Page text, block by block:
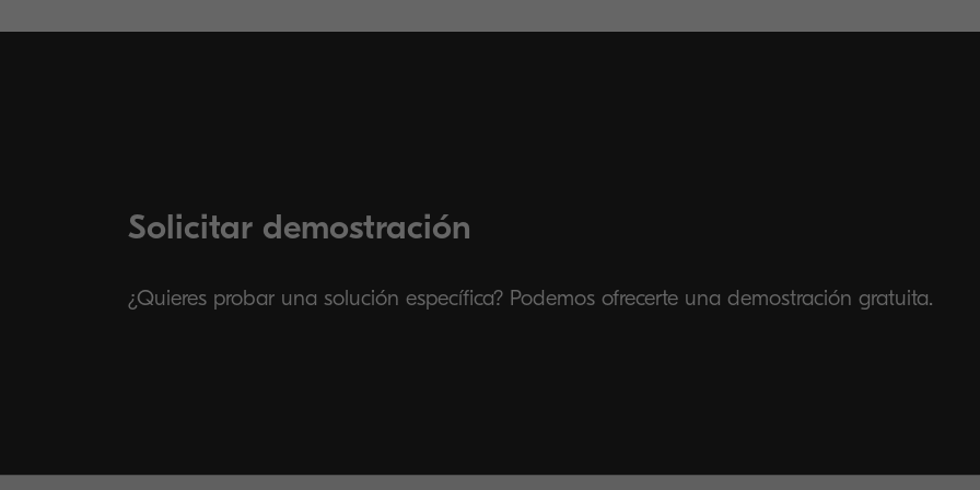
Solicitar demostración
¿Quieres probar una solución específica? Podemos ofrecerte una demostración gratuita.